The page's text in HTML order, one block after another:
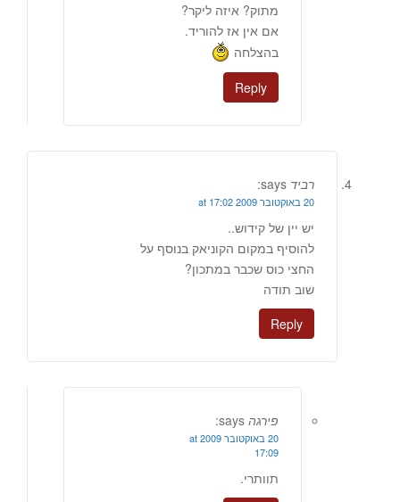
מתוק? איזה ליקר?
אם אין אז להוריד.
בהצלחה
Reply
רביד says:
20 באוקטובר 2009 at 17:02
יש יין של קידוש..
להוסיף במקום הקוניאק בנוסף על
החצי כוס שכבר במתכון?
שוב תודה
Reply
פירגה says:
20 באוקטובר 2009 at
17:09
תוותרי.